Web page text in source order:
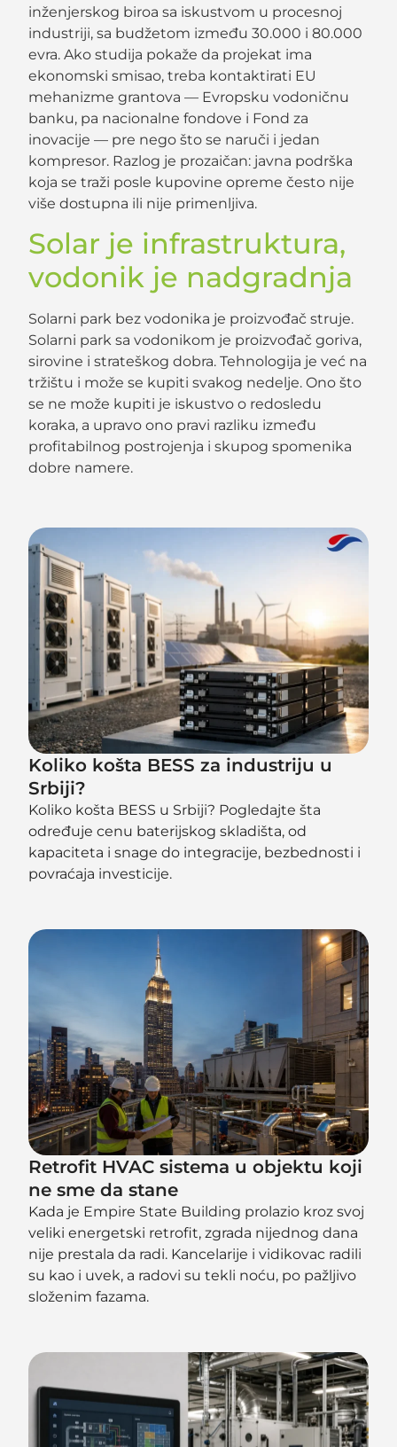
inženjerskog biroa sa iskustvom u procesnoj
industriji, sa budžetom između 30.000 i 80.000
evra. Ako studija pokaže da projekat ima
ekonomski smisao, treba kontaktirati EU
mehanizme grantova — Evropsku vodoničnu
banku, pa nacionalne fondove i Fond za
inovacije — pre nego što se naruči i jedan
kompresor. Razlog je prozaičan: javna podrška
koja se traži posle kupovine opreme često nije
više dostupna ili nije primenljiva.
Solar je infrastruktura,
vodonik je nadgradnja
Solarni park bez vodonika je proizvođač struje.
Solarni park sa vodonikom je proizvođač goriva,
sirovine i strateškog dobra. Tehnologija je već na
tržištu i može se kupiti svakog nedelje. Ono što
se ne može kupiti je iskustvo o redosledu
koraka, a upravo ono pravi razliku između
profitabilnog postrojenja i skupog spomenika
dobre namere.
Koliko košta BESS za industriju u
Srbiji?
Koliko košta BESS u Srbiji? Pogledajte šta
određuje cenu baterijskog skladišta, od
kapaciteta i snage do integracije, bezbednosti i
povraćaja investicije.
Retrofit HVAC sistema u objektu koji
ne sme da stane
Kada je Empire State Building prolazio kroz svoj
veliki energetski retrofit, zgrada nijednog dana
nije prestala da radi. Kancelarije i vidikovac radili
su kao i uvek, a radovi su tekli noću, po pažljivo
složenim fazama.